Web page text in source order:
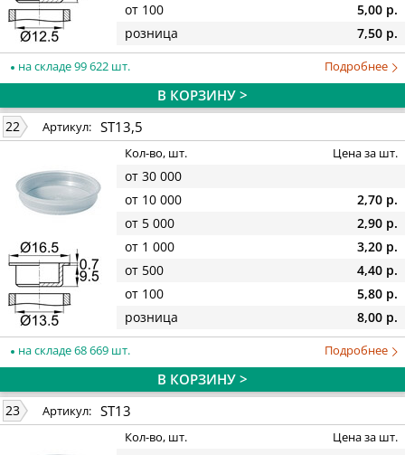
от 100
5,00 р.
розница
7,50 р.
на складе 99 622 шт. Подробнее
В КОРЗИНУ >
22 Артикул: ST13,5
Кол-во, шт. Цена за шт.
от 30 000
от 10 000
2,70 р.
от 5 000
2,90 р.
от 1 000
3,20 р.
от 500
4,40 р.
от 100
5,80 р.
розница
8,00 р.
на складе 68 669 шт. Подробнее
В КОРЗИНУ >
23 Артикул: ST13
Кол-во, шт. Цена за шт.